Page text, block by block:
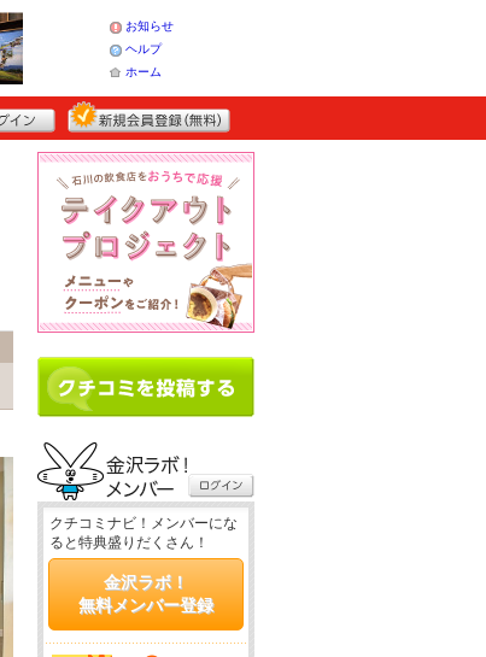
お知らせ
ヘルプ
ホーム
クチコミナビ！メンバーにな
ると特典盛りだくさん！
金沢ラボ！
無料メンバー登録